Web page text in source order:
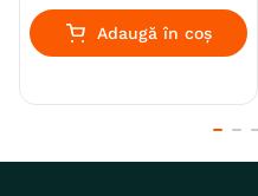
Adaugă în coș